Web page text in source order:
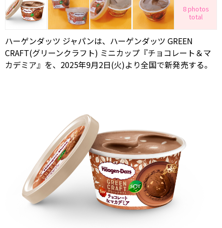
8 photos
total
ハーゲンダッツ ジャパンは、ハーゲンダッツ GREEN
CRAFT(グリーンクラフト) ミニカップ『チョコレート＆マ
カデミア』を、2025年9月2日(火)より全国で新発売する。